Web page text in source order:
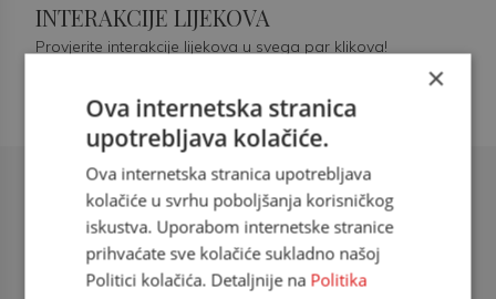
Šećerna bolest tip 2 = kardiovaskularna
doc. dr. sc. Višnja Kokić Maleš,
dr.med., specijalististica
INTERAKCIJE LIJEKOVA
Provjerite interakcije lijekova u svega par klikova!
×
Ova internetska stranica
upotrebljava kolačiće.
Ova internetska stranica upotrebljava
kolačiće u svrhu poboljšanja korisničkog
iskustva. Uporabom internetske stranice
prihvaćate sve kolačiće sukladno našoj
Politici kolačića. Detaljnije na Politika